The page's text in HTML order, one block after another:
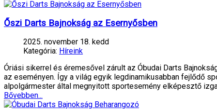
Őszi Darts Bajnokság az Esernyősben
2025. november 18. kedd
Kategória: Híreink
Óriási sikerrel és éremesővel zárult az Óbudai Darts
az eseményen. Így a világ egyik legdinamikusabban fejlődő
alpolgármester által megnyitott sportesemény elképesztő
Bővebben...